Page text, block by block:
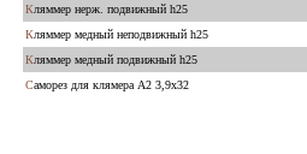
Кляммер нерж. подвижный h25
Кляммер медный неподвижный h25
Кляммер медный подвижный h25
Саморез для клямера А2 3,9х32